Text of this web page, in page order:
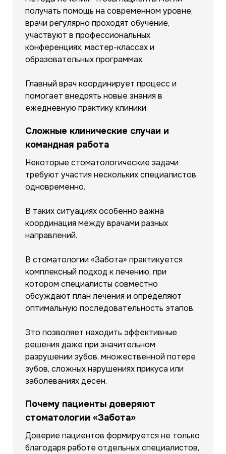
получать помощь на современном уровне,
врачи регулярно проходят обучение,
участвуют в профессиональных
конференциях, мастер-классах и
образовательных программах.
Главный врач координирует процесс и
помогает внедрять новые знания в
ежедневную практику клиники.
Сложные клинические случаи и
командная работа
Некоторые стоматологические задачи
требуют участия нескольких специалистов
одновременно.
В таких ситуациях особенно важна
координация между врачами разных
направлений.
В стоматологии «Забота» практикуется
комплексный подход к лечению, при
котором специалисты совместно
обсуждают план лечения и определяют
оптимальную последовательность этапов.
Это позволяет находить эффективные
решения даже при значительном
разрушении зубов, множественной потере
зубов, сложных нарушениях прикуса или
заболеваниях десен.
Почему пациенты доверяют
стоматологии «Забота»
Доверие пациентов формируется не только
благодаря работе отдельных специалистов,